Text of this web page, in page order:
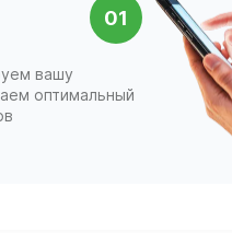
01
вашу
оптимальный